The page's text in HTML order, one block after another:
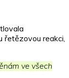
řetězovou reakci,
ve všech